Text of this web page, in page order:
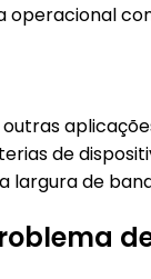
operacional
de
largura de